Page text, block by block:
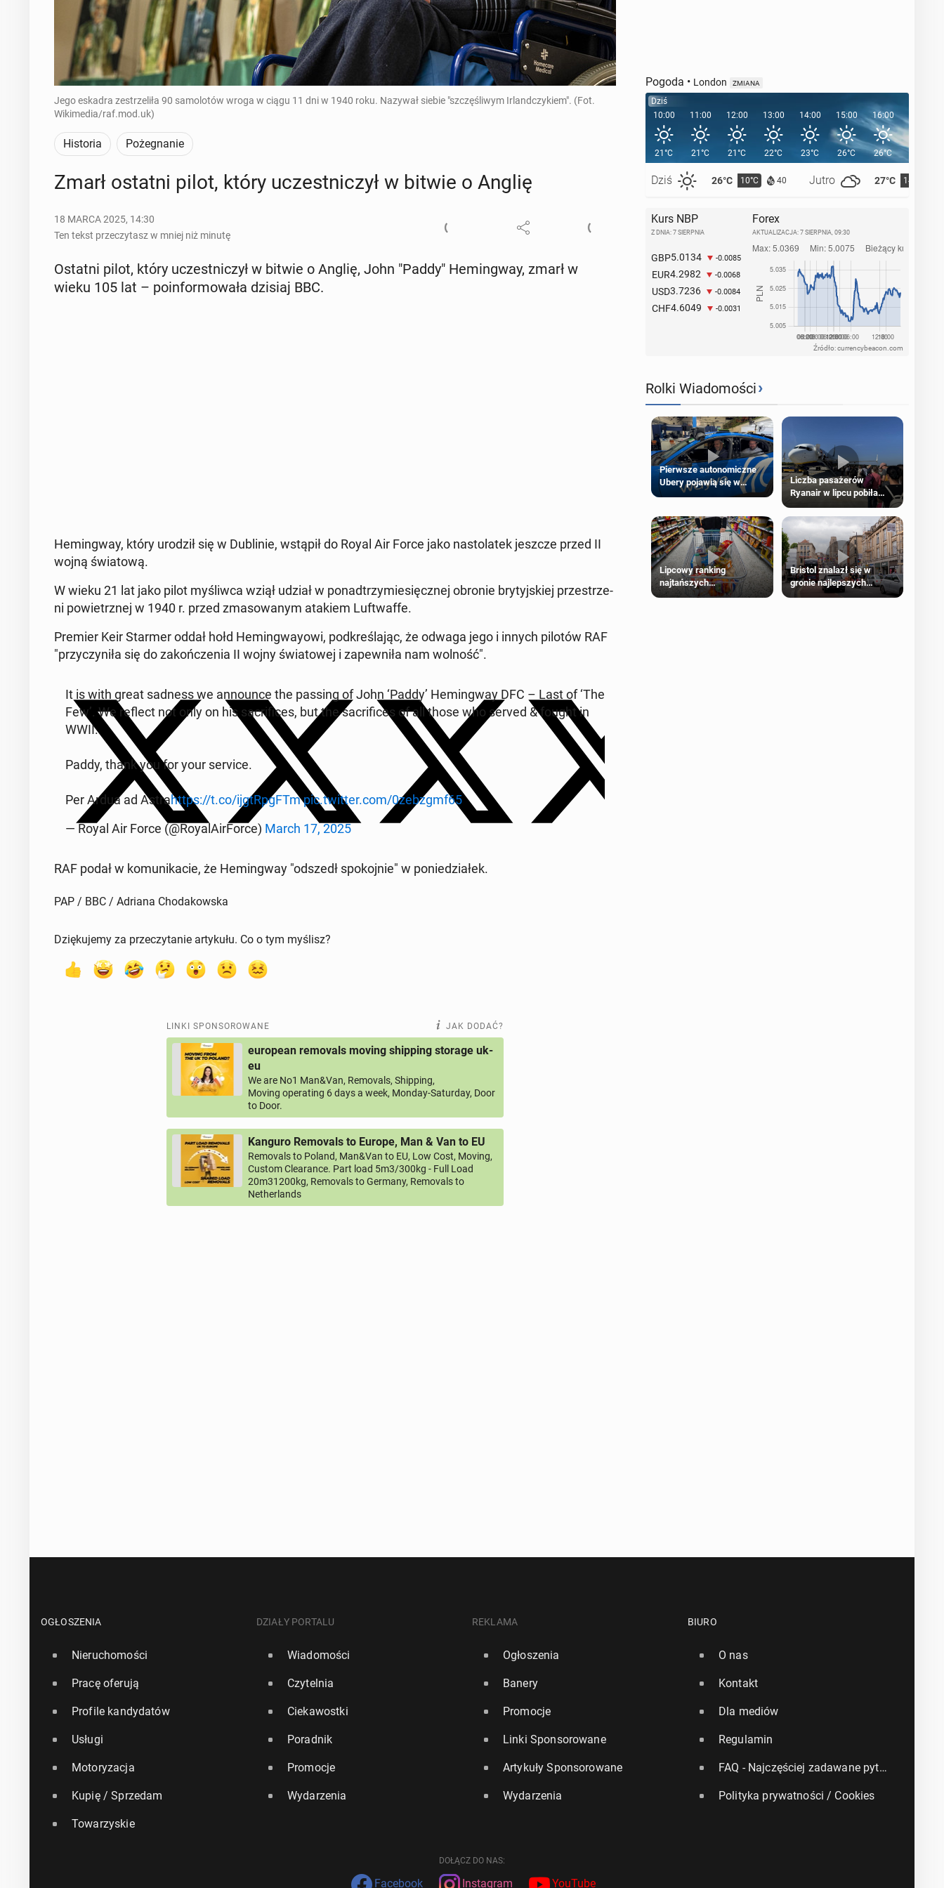
Jego eskadra zestrzeliła 90 samolotów wroga w ciągu 11 dni w 1940 roku. Nazywał siebie "szczęśliwym Irlandczykiem". (Fot.
Wikimedia/raf.mod.uk)
Historia Pożegnanie
Zmarł ostatni pilot, który uczest­ni­czył w bitwie o Anglię
18 MARCA 2025, 14:30
Ten tekst przeczytasz w mniej niż minutę
Ostatni pilot, który uczest­ni­czył w bitwie o Anglię, John "Paddy" He­min­gway, zmarł w
wieku 105 lat – po­in­for­mo­wa­ła dzisiaj BBC.
He­min­gway, który urodził się w Du­bli­nie, wstąpił do Royal Air Force jako na­sto­la­tek jeszcze przed II
wojną świa­to­wą.
W wieku 21 lat jako pilot my­śliw­ca wziął udział w po­nad­trzy­mie­sięcz­nej obronie bry­tyj­skiej prze­strze­
ni po­wietrz­nej w 1940 r. przed zma­so­wa­nym atakiem Luft­waf­fe.
Premier Keir Starmer oddał hołd He­min­gway­owi, pod­kre­śla­jąc, że odwaga jego i innych pilotów RAF
"przy­czy­ni­ła się do za­koń­cze­nia II wojny świa­to­wej i za­pew­ni­ła nam wolność".
It is with great sadness we an­no­un­ce the passing of John ‘Paddy’ He­min­gway DFC – Last of ‘The
Few’. We reflect not only on his sa­cri­fi­ces, but the sa­cri­fi­ces of all those who served & fought in
WWII.
Paddy, thank you for your service.
Per Ardua ad Astrahttps://t.co/ijg­tRpg­FTmpic.twitter.com/0zebzgmf65
— Royal Air Force (@Roy­alA­ir­For­ce) March 17, 2025
RAF podał w ko­mu­ni­ka­cie, że He­min­gway "odszedł spo­koj­nie" w po­nie­dzia­łek.
PAP / BBC / Adriana Chodakowska
Dziękujemy za przeczytanie artykułu. Co o tym myślisz?
LINKI SPONSOROWANE JAK DODAĆ?
european removals moving shipping storage uk-
eu
We are No1 Man&Van, Removals, Shipping,
Moving operating 6 days a week, Monday-Saturday, Door
to Door.
Kanguro Removals to Europe, Man & Van to EU
Removals to Poland, Man&Van to EU, Low Cost, Moving,
Custom Clearance. Part load 5m3/300kg - Full Load
20m31200kg, Removals to Germany, Removals to
Netherlands
Pogoda • London ZMIANA
Dziś
10:00
21°C
Dziś 26°C 10°C 40 Jutro 27°C 14°C
11:00
21°C
12:00
21°C
13:00
22°C
14:00
23°C
15:00
26°C
16:00
26°C
17:00
Kurs NBP
Z DNIA: 7 SIERPNIA
GBP5.0134 -0.0085
EUR4.2982 -0.0068
USD3.7236 -0.0084
CHF4.6049 -0.0031
Forex
AKTUALIZACJA: 7 SIERPNIA, 09:30
Źródło: currencybeacon.com
Rolki Wiadomości›
Pierwsze autonomiczne
Ubery pojawią się w
Londynie jeszcze tego
Liczba pasażerów
Ryanair w lipcu pobiła
rekord
Lipcowy ranking
najtańszych
supermarketów
Bristol znalazł się w
gronie najlepszych
kierunków podróży na
OGŁOSZENIA
Nieruchomości
Pracę oferują
Profile kandydatów
Usługi
Motoryzacja
Kupię / Sprzedam
Towarzyskie
DZIAŁY PORTALU
Wiadomości
Czytelnia
Ciekawostki
Poradnik
Promocje
Wydarzenia
REKLAMA
Ogłoszenia
Banery
Promocje
Linki Sponsorowane
Artykuły Sponsorowane
Wydarzenia
BIURO
O nas
Kontakt
Dla mediów
Regulamin
FAQ - Najczęściej zadawane pytania
Polityka prywatności / Cookies
DOŁĄCZ DO NAS:
Facebook Instagram YouTube